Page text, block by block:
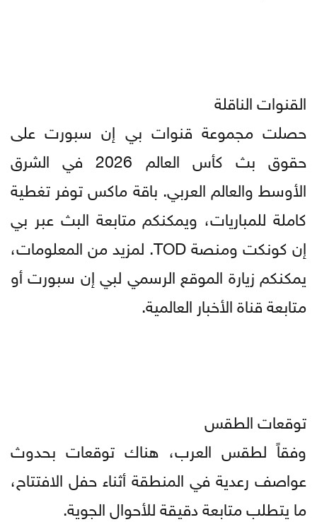
القنوات الناقلة
حصلت مجموعة قنوات بي إن سبورت على
حقوق بث كأس العالم 2026 في الشرق
الأوسط والعالم العربي. باقة ماكس توفر تغطية
كاملة للمباريات، ويمكنكم متابعة البث عبر بي
إن كونكت ومنصة TOD. لمزيد من المعلومات،
يمكنكم زيارة الموقع الرسمي لبي إن سبورت أو
متابعة قناة الأخبار العالمية.
توقعات الطقس
وفقاً لطقس العرب، هناك توقعات بحدوث
عواصف رعدية في المنطقة أثناء حفل الافتتاح،
ما يتطلب متابعة دقيقة للأحوال الجوية.